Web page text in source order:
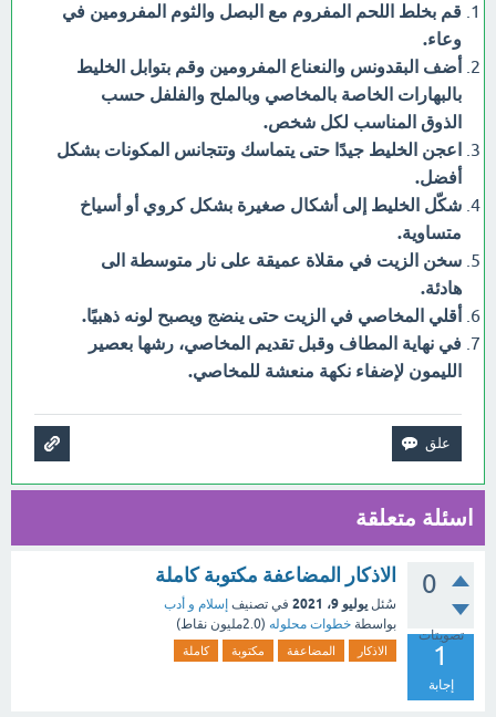
قم بخلط اللحم المفروم مع البصل والثوم المفرومين في
وعاء.
أضف البقدونس والنعناع المفرومين وقم بتوابل الخليط
بالبهارات الخاصة بالمخاصي وبالملح والفلفل حسب
الذوق المناسب لكل شخص.
اعجن الخليط جيدًا حتى يتماسك وتتجانس المكونات بشكل
أفضل.
شكّل الخليط إلى أشكال صغيرة بشكل كروي أو أسياخ
متساوية.
سخن الزيت في مقلاة عميقة على نار متوسطة الى
هادئة.
أقلي المخاصي في الزيت حتى ينضج ويصبح لونه ذهبيًا.
في نهاية المطاف وقبل تقديم المخاصي، رشها بعصير
الليمون لإضفاء نكهة منعشة للمخاصي.
اسئلة متعلقة
0
تصويتات
1
إجابة
الاذكار المضاعفة مكتوبة كاملة
سُئل يوليو 9، 2021 في تصنيف إسلام و أدب
بواسطة خطوات محلوله (2.0مليون نقاط)
الاذكار المضاعفة مكتوبة كاملة